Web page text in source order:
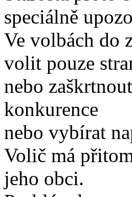
speciálně
Ve volbách do
volit pouze
nebo
konkurence
nebo vybírat
Volič má
jeho obci.